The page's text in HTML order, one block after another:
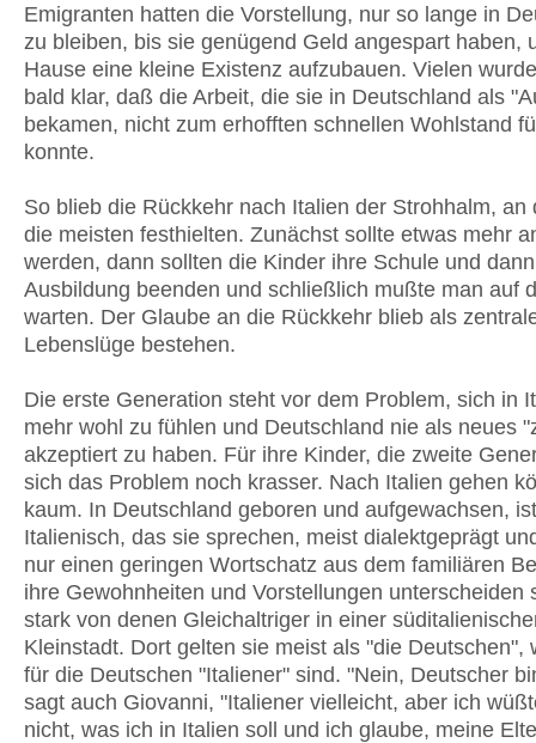
Emigranten hatten die Vorstellung, nur so lange in
zu bleiben, bis sie genügend Geld angespart haben,
Hause eine kleine Existenz aufzubauen. Vielen
bald klar, daß die Arbeit, die sie in Deutschland als
bekamen, nicht zum erhofften schnellen Wohlstand
konnte.
So blieb die Rückkehr nach Italien der Strohhalm, an
die meisten festhielten. Zunächst sollte etwas mehr
werden, dann sollten die Kinder ihre Schule und
Ausbildung beenden und schließlich mußte man auf
warten. Der Glaube an die Rückkehr blieb als
Lebenslüge bestehen.
Die erste Generation steht vor dem Problem, sich in
mehr wohl zu fühlen und Deutschland nie als neues
akzeptiert zu haben. Für ihre Kinder, die zweite
sich das Problem noch krasser. Nach Italien gehen
kaum. In Deutschland geboren und aufgewachsen,
Italienisch, das sie sprechen, meist dialektgeprägt
nur einen geringen Wortschatz aus dem familiären
ihre Gewohnheiten und Vorstellungen unterscheiden
stark von denen Gleichaltriger in einer
Kleinstadt. Dort gelten sie meist als "die Deutschen",
für die Deutschen "Italiener" sind. "Nein, Deutscher
sagt auch Giovanni, "Italiener vielleicht, aber ich
nicht, was ich in Italien soll und ich glaube, meine